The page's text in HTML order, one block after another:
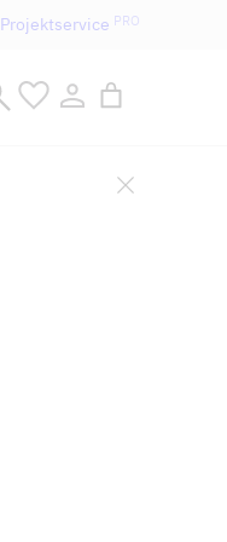
Projektservice PRO